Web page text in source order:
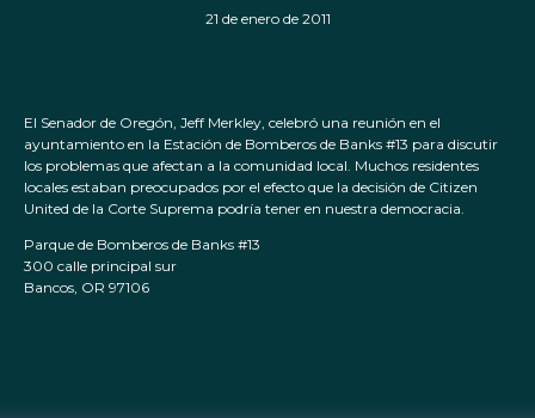
21 de enero de 2011
El Senador de Oregón, Jeff Merkley, celebró una reunión en el
ayuntamiento en la Estación de Bomberos de Banks #13 para discutir
los problemas que afectan a la comunidad local. Muchos residentes
locales estaban preocupados por el efecto que la decisión de Citizen
United de la Corte Suprema podría tener en nuestra democracia.
Parque de Bomberos de Banks #13
300 calle principal sur
Bancos, OR 97106